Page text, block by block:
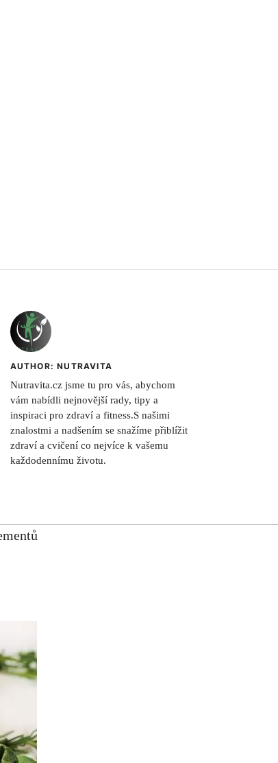
AUTHOR: NUTRAVITA
Nutravita.cz jsme tu pro vás, abychom
vám nabídli nejnovější rady, tipy a
inspiraci pro zdraví a fitness.S našimi
znalostmi a nadšením se snažíme přiblížit
zdraví a cvičení co nejvíce k vašemu
každodennímu životu.